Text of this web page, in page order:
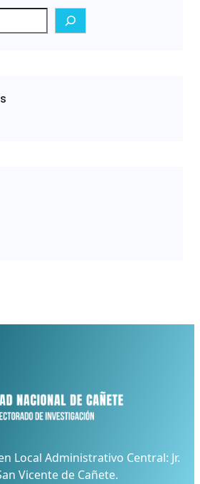
Local Administrativo Central: Jr.
Vicente de Cañete.